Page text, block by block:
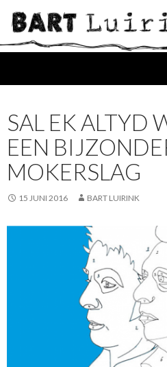
SAL EK ALTYD
EEN
MOKERSLAG
15 JUNI 2016 BART LUIRINK